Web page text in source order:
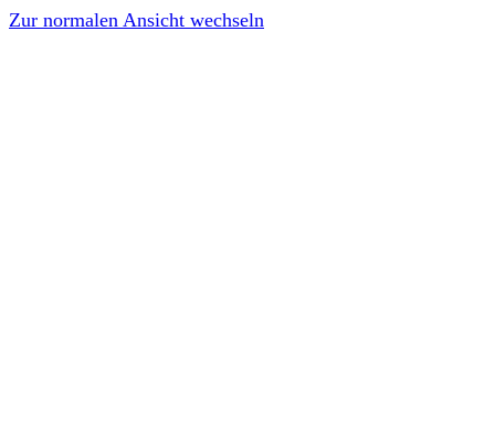
Zur normalen Ansicht wechseln